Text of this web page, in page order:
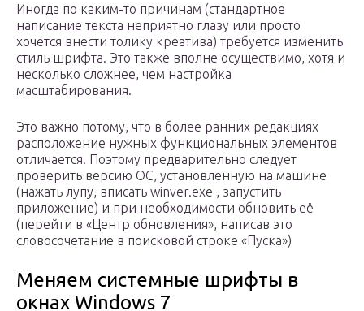
Иногда по каким-то причинам (стандартное
написание текста неприятно глазу или просто
хочется внести толику креатива) требуется изменить
стиль шрифта. Это также вполне осуществимо, хотя и
несколько сложнее, чем настройка
масштабирования.
Это важно потому, что в более ранних редакциях
расположение нужных функциональных элементов
отличается. Поэтому предварительно следует
проверить версию ОС, установленную на машине
(нажать лупу, вписать winver.exe , запустить
приложение) и при необходимости обновить её
(перейти в «Центр обновления», написав это
словосочетание в поисковой строке «Пуска»)
Меняем системные шрифты в
окнах Windows 7